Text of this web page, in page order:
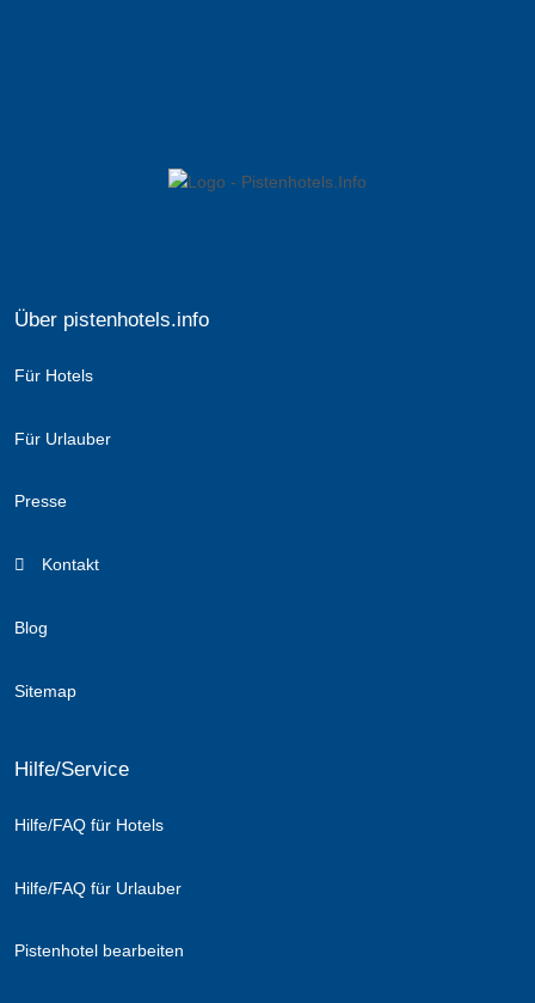
Über pistenhotels.info
Für Hotels
Für Urlauber
Presse
Kontakt
Blog
Sitemap
Hilfe/Service
Hilfe/FAQ für Hotels
Hilfe/FAQ für Urlauber
Pistenhotel bearbeiten